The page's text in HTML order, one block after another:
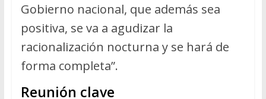
Gobierno nacional, que además sea
positiva, se va a agudizar la
racionalización nocturna y se hará de
forma completa”.
Reunión clave